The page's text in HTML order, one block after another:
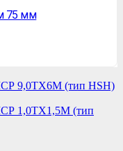
75 мм
9,0ТХ6М (тип HSH)
1,0ТХ1,5М (тип